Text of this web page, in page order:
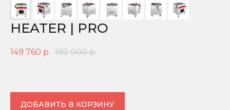
HEATER | PRO
149 760 р. 192 000 р.
ДОБАВИТЬ В КОРЗИНУ